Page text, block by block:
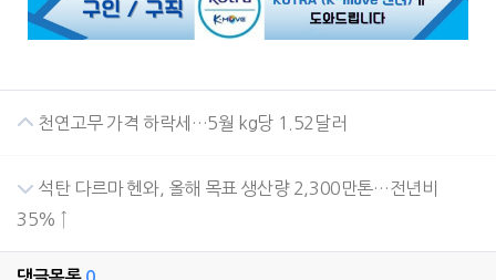
천연고무 가격 하락세…5월 kg당 1.52달러
석탄 다르마 헨와, 올해 목표 생산량 2,300만톤…전년비
35% ↑